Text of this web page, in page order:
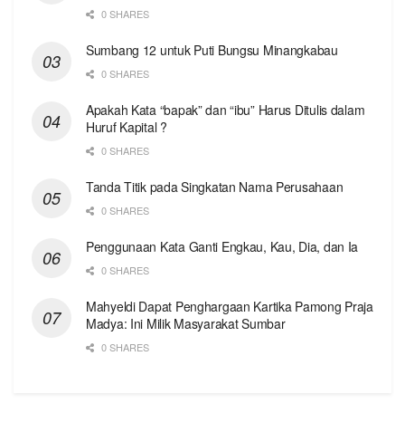
0 SHARES
Sumbang 12 untuk Puti Bungsu Minangkabau
0 SHARES
Apakah Kata “bapak” dan “ibu” Harus Ditulis dalam
Huruf Kapital ?
0 SHARES
Tanda Titik pada Singkatan Nama Perusahaan
0 SHARES
Penggunaan Kata Ganti Engkau, Kau, Dia, dan Ia
0 SHARES
Mahyeldi Dapat Penghargaan Kartika Pamong Praja
Madya: Ini Milik Masyarakat Sumbar
0 SHARES